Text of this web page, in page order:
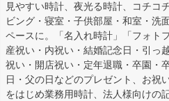
見やすい時計、夜光る時計、コチコ
ビング・寝室・子供部屋・和室・洗
ペースに。「名入れ時計」「フォト
産祝い・内祝い・結婚記念日・引っ
祝い・開店祝い・定年退職・卒園・
日・父の日などのプレゼント、お祝
をはじめ業務用時計、法人様向けの